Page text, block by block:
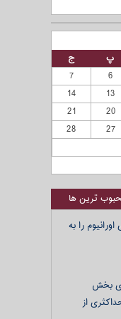
پ
ج
6
7
13
14
20
21
27
28
ترین ها
را به
بخش
از